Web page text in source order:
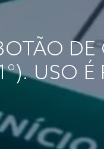
USO